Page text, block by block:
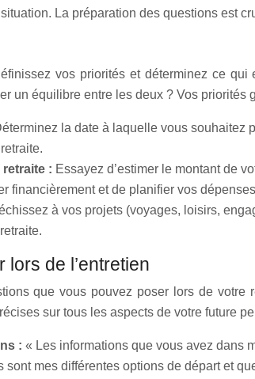
La préparation des questions est
vos priorités et déterminez ce
un équilibre entre les deux ? Vos
la date à laquelle vous souhaitez
: Essayez d’estimer le montant de
financièrement et de planifier vos
à vos projets (voyages, loisirs,
de l’entretien
que vous pouvez poser lors de votre
sur tous les aspects de votre future
: « Les informations que vous avez dans
sont mes différentes options de départ et